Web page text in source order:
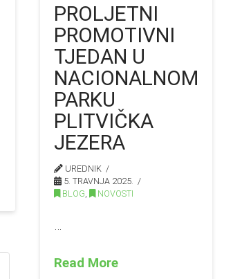
PROLJETNI
PROMOTIVNI
TJEDAN U
NACIONALNOM
PARKU
PLITVIČKA
JEZERA
UREDNIK
5. TRAVNJA 2025.
BLOG , NOVOSTI
Read More